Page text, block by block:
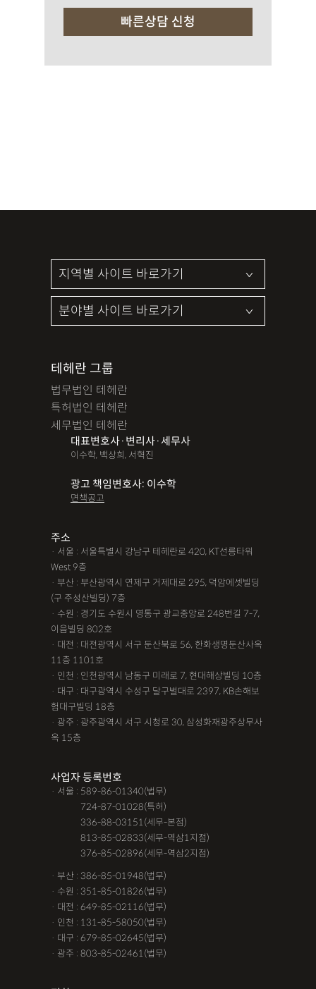
테헤란 그룹
법무법인 테헤란
특허법인 테헤란
세무법인 테헤란
대표변호사·변리사·세무사
이수학, 백상희, 서혁진
광고 책임변호사: 이수학
면책공고
주소
· 서울 : 서울특별시 강남구 테헤란로 420, KT선릉타워
West 9층
· 부산 : 부산광역시 연제구 거제대로 295, 덕암에셋빌딩
(구 주성산빌딩) 7층
· 수원 : 경기도 수원시 영통구 광교중앙로 248번길 7-7,
이음빌딩 802호
· 대전 : 대전광역시 서구 둔산북로 56, 한화생명둔산사옥
11층 1101호
· 인천 : 인천광역시 남동구 미래로 7, 현대해상빌딩 10층
· 대구 : 대구광역시 수성구 달구벌대로 2397, KB손해보
험대구빌딩 18층
· 광주 : 광주광역시 서구 시청로 30, 삼성화재광주상무사
옥 15층
사업자 등록번호
· 서울 : 589-86-01340(법무)
724-87-01028(특허)
336-88-03151(세무-본점)
813-85-02833(세무-역삼1지점)
376-85-02896(세무-역삼2지점)
· 부산 : 386-85-01948(법무)
· 수원 : 351-85-01826(법무)
· 대전 : 649-85-02116(법무)
· 인천 : 131-85-58050(법무)
· 대구 : 679-85-02645(법무)
· 광주 : 803-85-02461(법무)